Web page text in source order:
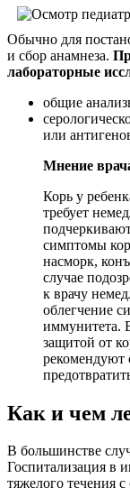
Обычно для
и сбор анамнеза.
лабораторные
общие
или
Мнение
Корь у
требует
симптомы
насморк,
случае
к врачу
облегчение
иммунитета.
защитой от
рекомендуют
Как и чем
В большинстве
Госпитализация в
тяжелого течения